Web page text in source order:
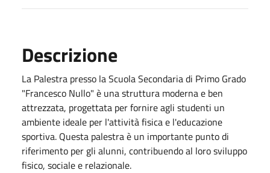
Descrizione
La Palestra presso la Scuola Secondaria di Primo Grado
"Francesco Nullo" è una struttura moderna e ben
attrezzata, progettata per fornire agli studenti un
ambiente ideale per l'attività fisica e l'educazione
sportiva. Questa palestra è un importante punto di
riferimento per gli alunni, contribuendo al loro sviluppo
fisico, sociale e relazionale.